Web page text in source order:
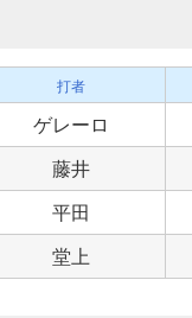
打者
ゲレーロ
藤井
平田
堂上